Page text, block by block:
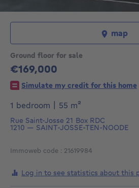
Ground floor for sale
€169,000
169000€
Simulate my credit for this home
1 bedroom
55 m²
Rue Saint-Josse 21 Box RDC
1210 — SAINT-JOSSE-TEN-NOODE
Immoweb code : 21619984
map
Log in to see statistics about this